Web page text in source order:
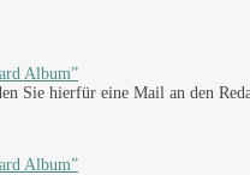
Album”
Sie hierfür eine Mail an den
Album”